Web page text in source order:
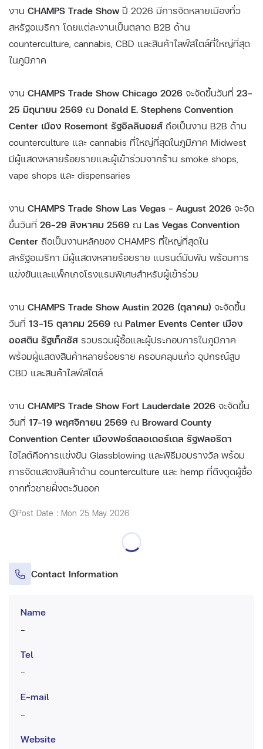
งาน CHAMPS Trade Show ปี 2026 มีการจัดหลายเมืองทั่ว
สหรัฐอเมริกา โดยแต่ละงานเป็นตลาด B2B ด้าน
counterculture, cannabis, CBD และสินค้าไลฟ์สไตล์ที่ใหญ่ที่สุด
ในภูมิภาค
งาน CHAMPS Trade Show Chicago 2026 จะจัดขึ้นวันที่ 23–
25 มิถุนายน 2569 ณ Donald E. Stephens Convention
Center เมือง Rosemont รัฐอิลลินอยส์ ถือเป็นงาน B2B ด้าน
counterculture และ cannabis ที่ใหญ่ที่สุดในภูมิภาค Midwest
มีผู้แสดงหลายร้อยรายและผู้เข้าร่วมจากร้าน smoke shops,
vape shops และ dispensaries
งาน CHAMPS Trade Show Las Vegas – August 2026 จะจัด
ขึ้นวันที่ 26–29 สิงหาคม 2569 ณ Las Vegas Convention
Center ถือเป็นงานหลักของ CHAMPS ที่ใหญ่ที่สุดใน
สหรัฐอเมริกา มีผู้แสดงหลายร้อยราย แบรนด์นับพัน พร้อมการ
แข่งขันและแพ็กเกจโรงแรมพิเศษสำหรับผู้เข้าร่วม
งาน CHAMPS Trade Show Austin 2026 (ตุลาคม) จะจัดขึ้น
วันที่ 13–15 ตุลาคม 2569 ณ Palmer Events Center เมือง
ออสติน รัฐเท็กซัส รวบรวมผู้ซื้อและผู้ประกอบการในภูมิภาค
พร้อมผู้แสดงสินค้าหลายร้อยราย ครอบคลุมแก้ว อุปกรณ์สูบ
CBD และสินค้าไลฟ์สไตล์
งาน CHAMPS Trade Show Fort Lauderdale 2026 จะจัดขึ้น
วันที่ 17–19 พฤศจิกายน 2569 ณ Broward County
Convention Center เมืองฟอร์ตลอเดอร์เดล รัฐฟลอริดา
ไฮไลต์คือการแข่งขัน Glassblowing และพิธีมอบรางวัล พร้อม
การจัดแสดงสินค้าด้าน counterculture และ hemp ที่ดึงดูดผู้ซื้อ
จากทั่วชายฝั่งตะวันออก
Post Date : Mon 25 May 2026
Contact Information
Name
-
Tel
-
E-mail
-
Website